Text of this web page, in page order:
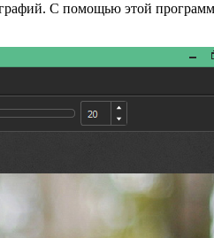
С помощью этой